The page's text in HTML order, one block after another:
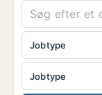
Jobtype
Jobtype